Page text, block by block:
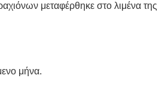
μεταφέρθηκε στο λιμένα της
μήνα.